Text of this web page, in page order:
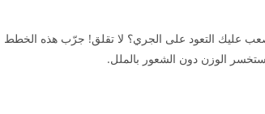
عليك التعود على الجري؟ لا تقلق! جرّب هذه الخطط
الوزن دون الشعور بالملل.